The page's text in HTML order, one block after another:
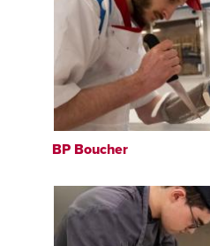
BP Boucher